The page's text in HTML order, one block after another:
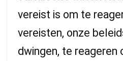
vereist is om te
vereisten, onze
dwingen, te reageren